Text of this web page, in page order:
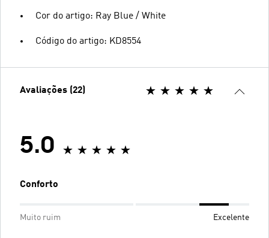
Cor do artigo: Ray Blue / White
Código do artigo: KD8554
Avaliações (22)
5.0
Conforto
Muito ruim Excelente